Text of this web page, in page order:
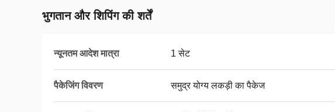
भुगतान और शिपिंग की शर्तें
न्यूनतम आदेश मात्रा 1 सेट
पैकेजिंग विवरण समुद्र योग्य लकड़ी का पैकेज